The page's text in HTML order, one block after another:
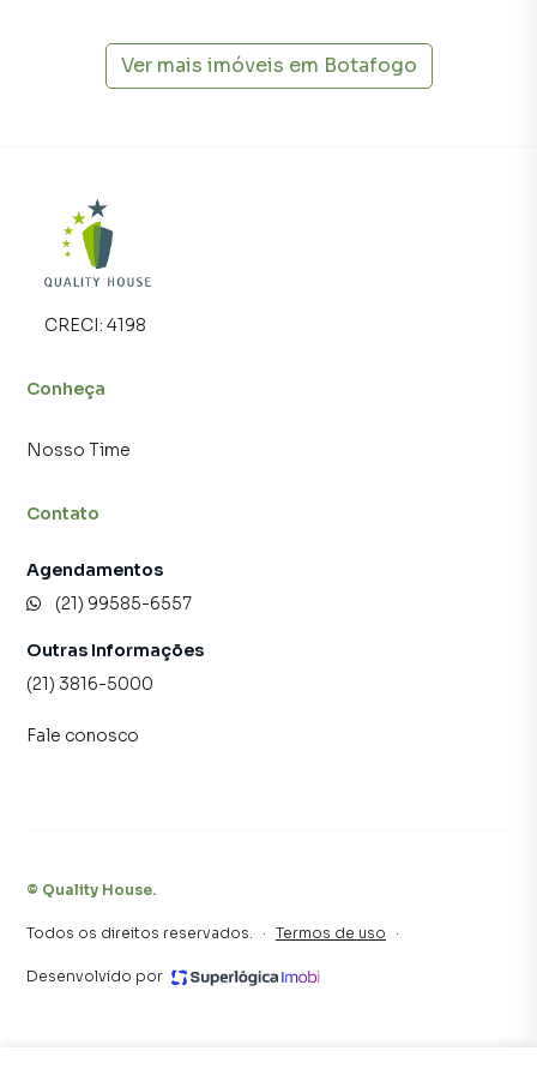
programadores, corretores treinados e uma central de
atendimento preparada para atender proprietários e
Ver mais imóveis em Botafogo
CRECI: 4198
Conheça
Nosso Time
Contato
Agendamentos
(21) 99585-6557
Outras Informações
(21) 3816-5000
Fale conosco
© Quality House.
Todos os direitos reservados. · Termos de uso ·
Desenvolvido por